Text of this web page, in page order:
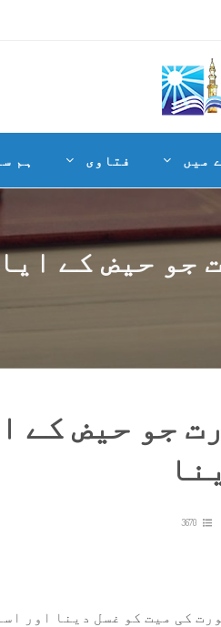
میں فتاوی ہم
جو حیض کے
جو حیض کے
کی میت کو غسل دینا اور